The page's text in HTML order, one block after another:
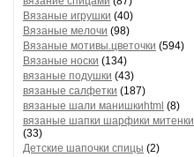
Вязаные игрушки (40)
Вязаные мелочи (98)
Вязаные мотивы.цветочки (594)
Вязаные носки (134)
вязаные подушки (43)
вязаные салфетки (187)
вязаные шали манишкиhtml (8)
вязаные шапки шарфики митенки
(33)
Детские шапочки спицы (2)